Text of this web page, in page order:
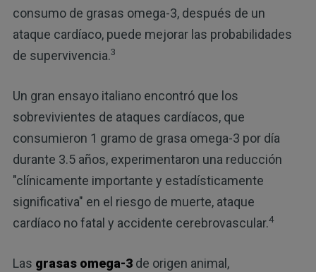
consumo de grasas omega-3, después de un
ataque cardíaco, puede mejorar las probabilidades
de supervivencia.3
Un gran ensayo italiano encontró que los
sobrevivientes de ataques cardíacos, que
consumieron 1 gramo de grasa omega-3 por día
durante 3.5 años, experimentaron una reducción
"clínicamente importante y estadísticamente
significativa" en el riesgo de muerte, ataque
cardíaco no fatal y accidente cerebrovascular.4
Las grasas omega-3de origen animal,